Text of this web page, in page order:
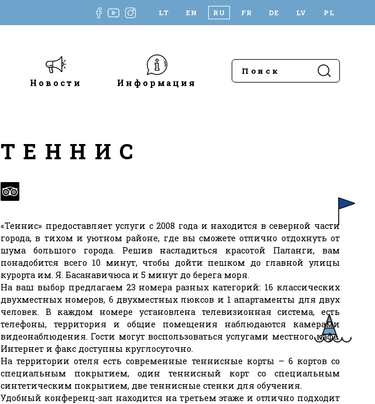
LT EN RU FR DE LV PL
Новости Информация
ТЕННИС
«Теннис» предоставляет услуги с 2008 года и находится в северной части
города, в тихом и уютном районе, где вы сможете отлично отдохнуть от
шума большого города. Решив насладиться красотой Паланги, вам
понадобится всего 10 минут, чтобы дойти пешком до главной улицы
курорта им. Я. Басанавичюса и 5 минут до берега моря.
На ваш выбор предлагаем 23 номера разных категорий: 16 классических
двухместных номеров, 6 двухместных люксов и 1 апартаменты для двух
человек. В каждом номере установлена телевизионная система, есть
телефоны, территория и общие помещения наблюдаются камерами
видеонаблюдения. Гости могут воспользоваться услугами местного кафе.
Интернет и факс доступны круглосуточно.
На территории отеля есть современные теннисные корты – 6 кортов со
специальным покрытием, один теннисный корт со специальным
синтетическим покрытием, две теннисные стенки для обучения.
Удобный конференц-зал находится на третьем этаже и отлично подходит